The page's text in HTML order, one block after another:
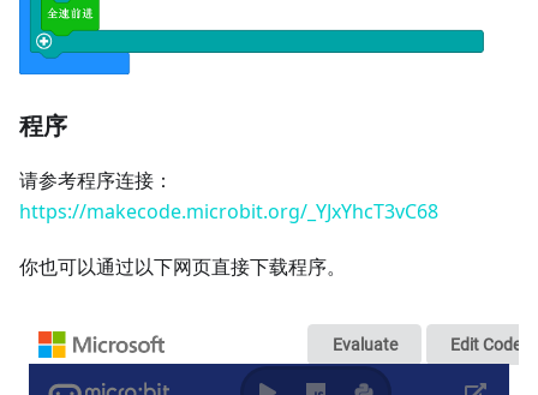
程序
请参考程序连接：
https://makecode.microbit.org/_YJxYhcT3vC68
你也可以通过以下网页直接下载程序。